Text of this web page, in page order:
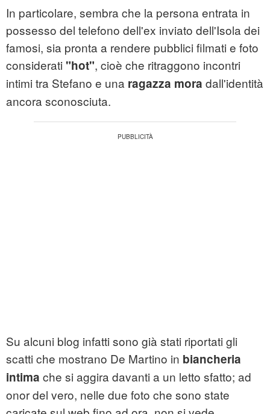
In particolare, sembra che la persona entrata in
possesso del telefono dell'ex inviato dell'Isola dei
famosi, sia pronta a rendere pubblici filmati e foto
considerati "hot", cioè che ritraggono incontri
intimi tra Stefano e una ragazza mora dall'identità
ancora sconosciuta.
Su alcuni blog infatti sono già stati riportati gli
scatti che mostrano De Martino in biancheria
intima che si aggira davanti a un letto sfatto; ad
onor del vero, nelle due foto che sono state